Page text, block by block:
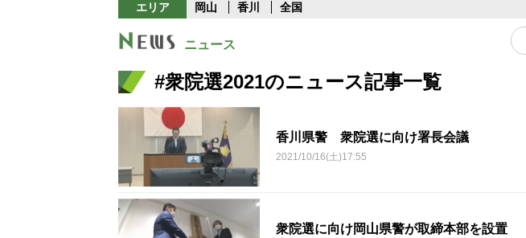
エリア 岡山 香川 全国
ニュース
#衆院選2021のニュース記事一覧
香川県警 衆院選に向け署長会議
2021/10/16(土)17:55
衆院選に向け岡山県警が取締本部を設置